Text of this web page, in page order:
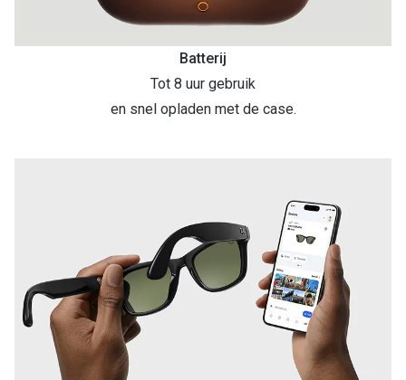
Batterij
Tot 8 uur gebruik
en snel opladen met de case.